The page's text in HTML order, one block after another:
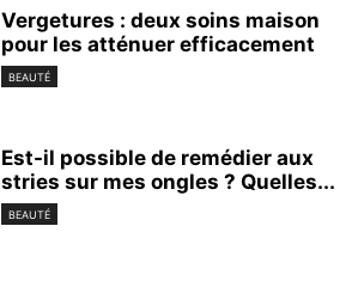
Vergetures : deux soins maison
pour les atténuer efficacement
BEAUTÉ
Est-il possible de remédier aux
stries sur mes ongles ? Quelles...
BEAUTÉ